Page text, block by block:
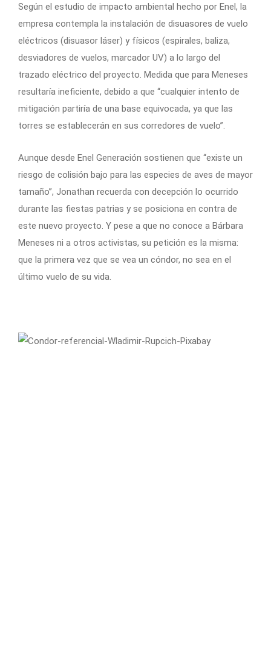
Según el estudio de impacto ambiental hecho por Enel, la
empresa contempla la instalación de disuasores de vuelo
eléctricos (disuasor láser) y físicos (espirales, baliza,
desviadores de vuelos, marcador UV) a lo largo del
trazado eléctrico del proyecto. Medida que para Meneses
resultaría ineficiente, debido a que “cualquier intento de
mitigación partiría de una base equivocada, ya que las
torres se establecerán en sus corredores de vuelo”.
Aunque desde Enel Generación sostienen que “existe un
riesgo de colisión bajo para las especies de aves de mayor
tamaño”, Jonathan recuerda con decepción lo ocurrido
durante las fiestas patrias y se posiciona en contra de
este nuevo proyecto. Y pese a que no conoce a Bárbara
Meneses ni a otros activistas, su petición es la misma:
que la primera vez que se vea un cóndor, no sea en el
último vuelo de su vida.